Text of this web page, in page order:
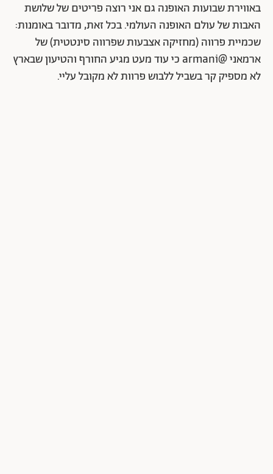
באווירת שבועות האופנה גם אני רוצה פריטים של שלושת
האבות של עולם האופנה העולמי. בכל זאת, מדובר באומנות:
שכמיית פרווה (מחזיקה אצבעות שפרווה סינטטית) של
ארמאני @armani כי עוד מעט מגיע החורף והטיעון שבארץ
לא מספיק קר בשביל ללבוש פרוות לא מקובל עליי.